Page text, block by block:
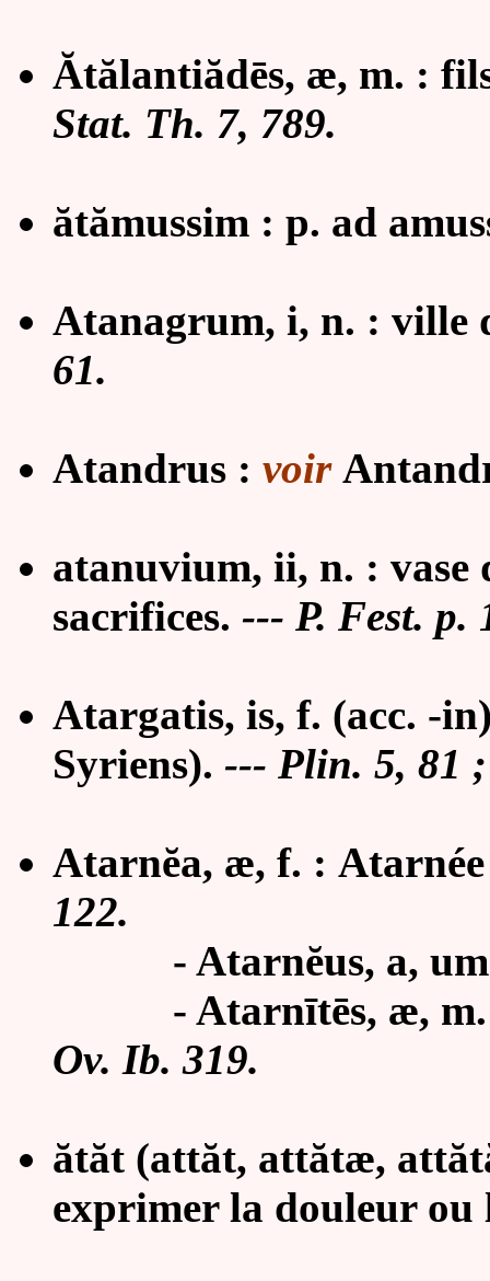
Ătălantiădēs, æ, m. :
Stat. Th. 7, 789.
ătămussim : p. ad
Atanagrum, i, n. : ville
61.
Atandrus : voir
atanuvium, ii, n. : vase
sacrifices. --- P. Fest. p.
Atargatis, is, f. (acc. -
Syriens). --- Plin. 5, 81
Atarnĕa, æ, f. :
122.
- Atarnĕus, a,
- Atarnītēs, æ,
Ov. Ib. 319.
ătăt (attăt, attătæ,
exprimer la douleur ou